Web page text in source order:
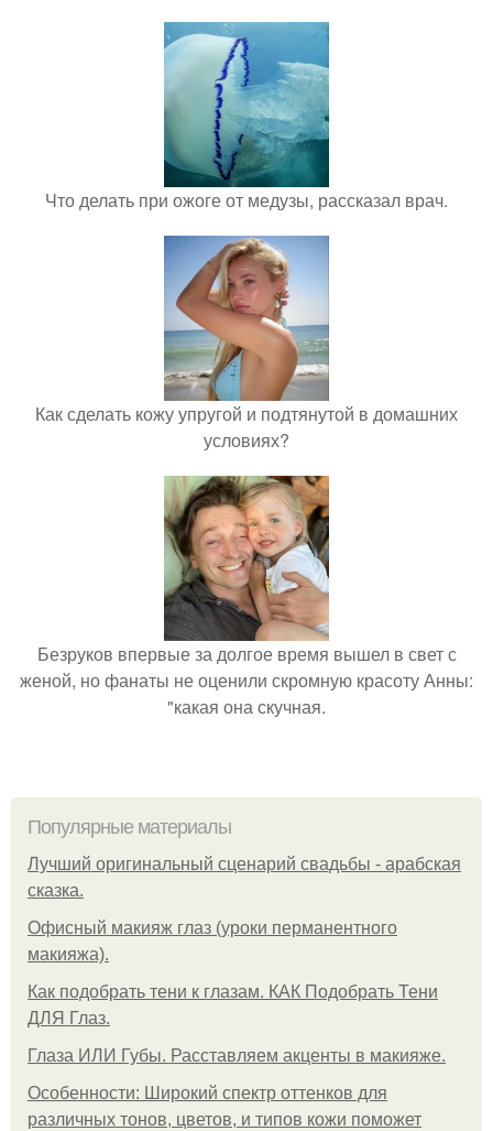
Что делать при ожоге от медузы, рассказал врач.
Как сделать кожу упругой и подтянутой в домашних
условиях?
Безруков впервые за долгое время вышел в свет с
женой, но фанаты не оценили скромную красоту Анны:
"какая она скучная.
Популярные материалы
Лучший оригинальный сценарий свадьбы - арабская
сказка.
Офисный макияж глаз (уроки перманентного
макияжа).
Как подобрать тени к глазам. КАК Подобрать Тени
ДЛЯ Глаз.
Глаза ИЛИ Губы. Расставляем акценты в макияже.
Особенности: Широкий спектр оттенков для
различных тонов, цветов, и типов кожи поможет